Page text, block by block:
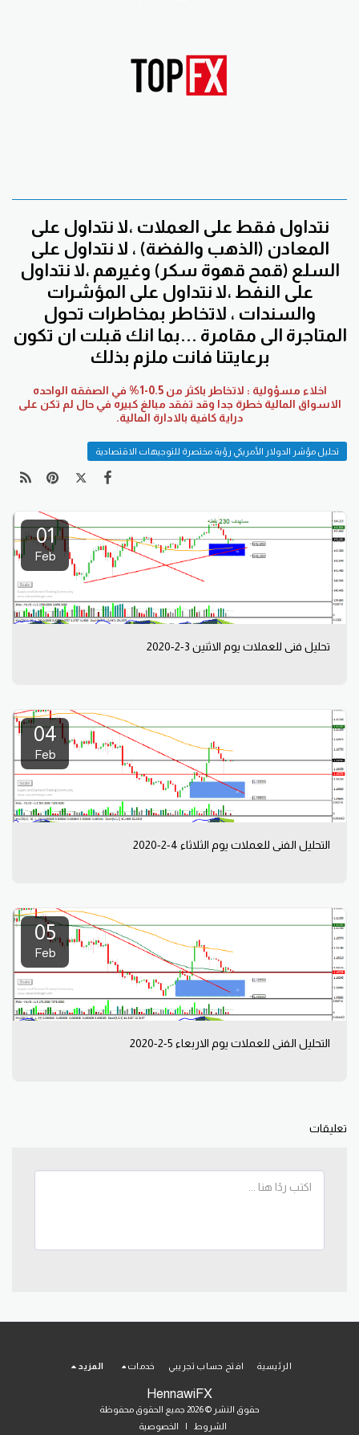
نتداول فقط على العملات ،لا نتداول على
المعادن (الذهب والفضة) ، لا نتداول على
السلع (قمح قهوة سكر) وغيرهم ،لا نتداول
على النفط ،لا نتداول على المؤشرات
والسندات ، لاتخاطر بمخاطرات تحول
المتاجرة الى مقامرة ...بما انك قبلت ان تكون
برعايتنا فانت ملزم بذلك
اخلاء مسؤولية : لاتخاطر باكثر من 0.5-1% في الصفقه الواحده
الاسواق المالية خطرة جدا وقد تفقد مبالغ كبيره في حال لم تكن على
دراية كافية بالادارة المالية.
تحليل مؤشر الدولار الأمريكي رؤية مختصرة للتوجيهات الاقتصادية
01
Feb
تحليل فني للعملات يوم الاثنين 3-2-2020
04
Feb
التحليل الفني للعملات يوم الثلاثاء 4-2-2020
05
Feb
التحليل الفني للعملات يوم الاربعاء 5-2-2020
تعليقات
HennawiFX
حقوق النشر © 2026 جميع الحقوق محفوظة
الشروط
| الخصوصية
الرئيسية افتح حساب تجريبي خدمات المزيد